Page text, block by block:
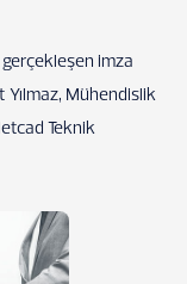
imza
Yılmaz, Mühendislik
Teknik